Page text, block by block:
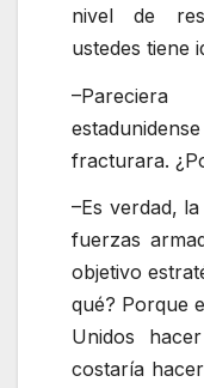
nivel de
ustedes tiene
fracturara.
–Es verdad,
fuerzas
objetivo
qué? Porque
Unidos
costaría